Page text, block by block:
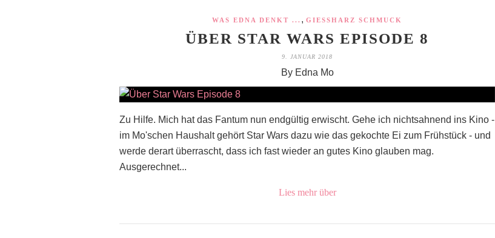
WAS EDNA DENKT ... , GIESSHARZ SCHMUCK
ÜBER STAR WARS EPISODE 8
9. JANUAR 2018
By Edna Mo
Zu Hilfe. Mich hat das Fantum nun endgültig erwischt. Gehe ich nichtsahnend ins Kino -
im Mo'schen Haushalt gehört Star Wars dazu wie das gekochte Ei zum Frühstück - und
werde derart überrascht, dass ich fast wieder an gutes Kino glauben mag.
Ausgerechnet...
Lies mehr über